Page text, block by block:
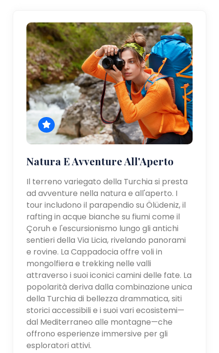
Natura E Avventure All'Aperto
Il terreno variegato della Turchia si presta
ad avventure nella natura e all'aperto. I
tour includono il parapendio su Ölüdeniz, il
rafting in acque bianche su fiumi come il
Çoruh e l'escursionismo lungo gli antichi
sentieri della Via Licia, rivelando panorami
e rovine. La Cappadocia offre voli in
mongolfiera e trekking nelle valli
attraverso i suoi iconici camini delle fate. La
popolarità deriva dalla combinazione unica
della Turchia di bellezza drammatica, siti
storici accessibili e i suoi vari ecosistemi—
dal Mediterraneo alle montagne—che
offrono esperienze immersive per gli
esploratori attivi.